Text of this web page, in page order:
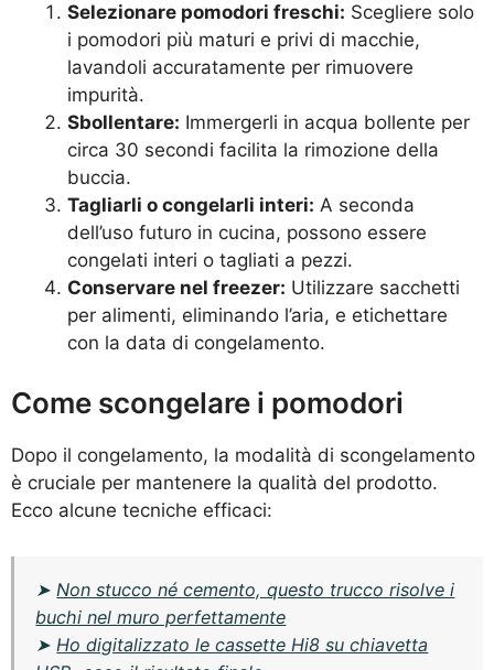
Selezionare pomodori freschi: Scegliere solo
i pomodori più maturi e privi di macchie,
lavandoli accuratamente per rimuovere
impurità.
Sbollentare: Immergerli in acqua bollente per
circa 30 secondi facilita la rimozione della
buccia.
Tagliarli o congelarli interi: A seconda
dell’uso futuro in cucina, possono essere
congelati interi o tagliati a pezzi.
Conservare nel freezer: Utilizzare sacchetti
per alimenti, eliminando l’aria, e etichettare
con la data di congelamento.
Come scongelare i pomodori
Dopo il congelamento, la modalità di scongelamento
è cruciale per mantenere la qualità del prodotto.
Ecco alcune tecniche efficaci:
➤ Non stucco né cemento, questo trucco risolve i
buchi nel muro perfettamente
➤ Ho digitalizzato le cassette Hi8 su chiavetta